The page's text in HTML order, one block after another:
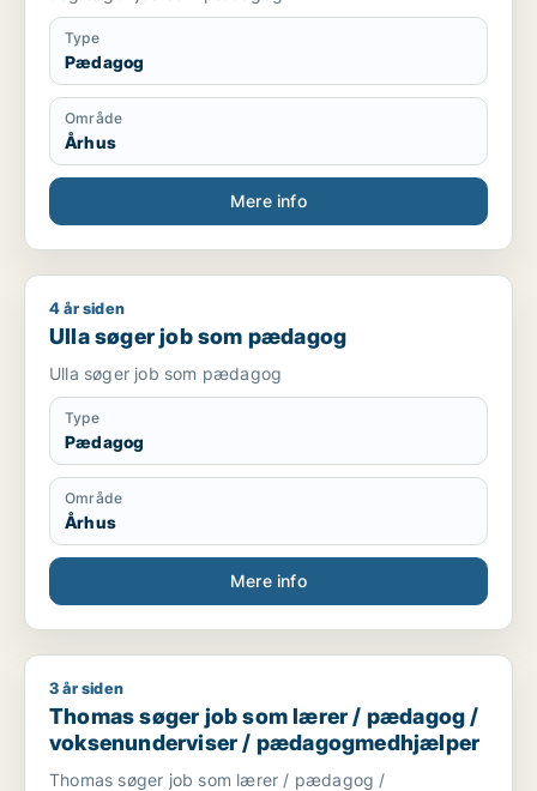
Type
Pædagog
Område
Århus
Mere info
Ulla søger job som pædagog
4 år siden
Ulla søger job som pædagog
Ulla søger job som pædagog
Type
Pædagog
Område
Århus
Mere info
Thomas søger job som lærer / pædagog /
3 år siden
Thomas søger job som lærer / pædagog /
voksenunderviser / pædagogmedhjælper
Thomas søger job som lærer / pædagog /